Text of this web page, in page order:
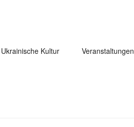
Ukrainische Kultur Veranstaltungen